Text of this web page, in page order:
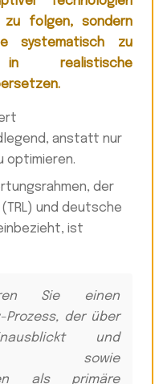
zu folgen, sondern
systematisch zu
realistische
anstatt nur
optimieren.
der
und deutsche
ist
Sie einen
der über
und
sowie
als primäre